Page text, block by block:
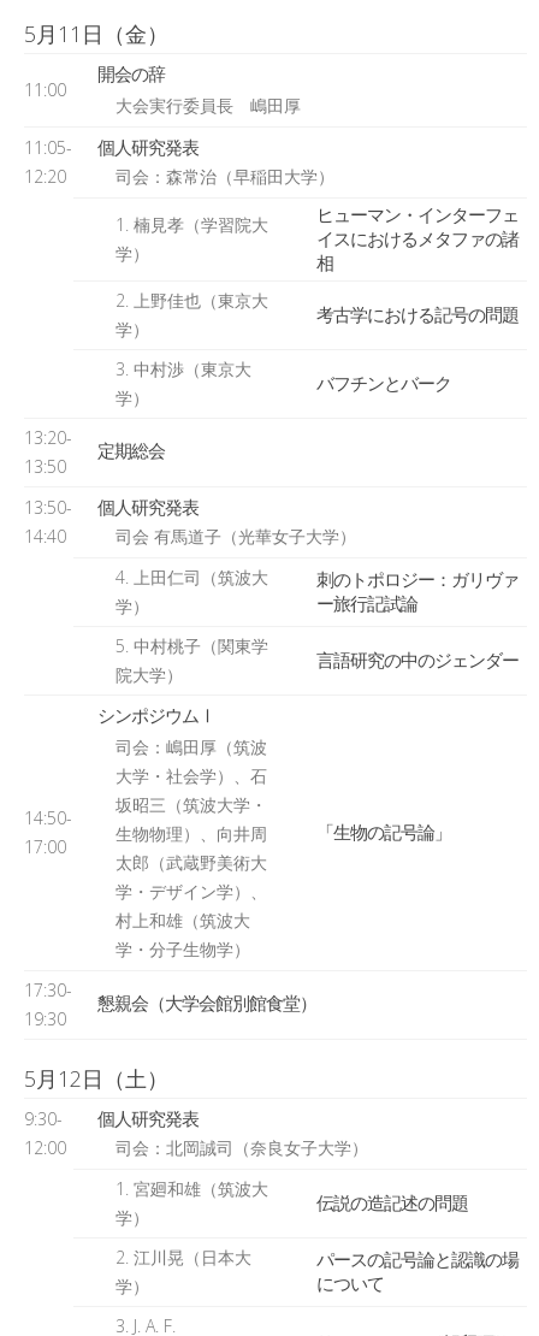
5月11日（金）
11:00
開会の辞
大会実行委員長 嶋田厚
11:05-
12:20
個人研究発表
司会：森常治（早稲田大学）
1. 楠見孝（学習院大
学）
ヒューマン・インターフェ
イスにおけるメタファの諸
相
2. 上野佳也（東京大
学）
考古学における記号の問題
3. 中村渉（東京大
学）
バフチンとバーク
13:20-
13:50
定期総会
13:50-
14:40
個人研究発表
司会 有馬道子（光華女子大学）
4. 上田仁司（筑波大
学）
刺のトポロジー：ガリヴァ
ー旅行記試論
5. 中村桃子（関東学
院大学）
言語研究の中のジェンダー
14:50-
17:00
シンポジウムⅠ
司会：嶋田厚（筑波
大学・社会学）、石
坂昭三（筑波大学・
生物物理）、向井周
太郎（武蔵野美術大
学・デザイン学）、
村上和雄（筑波大
学・分子生物学）
「生物の記号論」
17:30-
19:30
懇親会（大学会館別館食堂）
5月12日（土）
9:30-
12:00
個人研究発表
司会：北岡誠司（奈良女子大学）
1. 宮廻和雄（筑波大
学）
伝説の造記述の問題
2. 江川晃（日本大
学）
パースの記号論と認識の場
について
3. J. A. F.